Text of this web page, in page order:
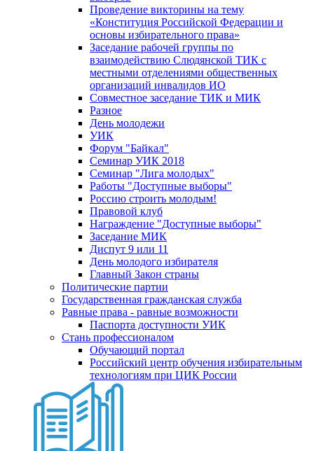
Проведение викторины на тему
«Конституция Российской Федерации и
основы избирательного права»
Заседание рабочей группы по
взаимодействию Слюдянской ТИК с
местными отделениями общественных
организаций инвалидов ИО
Совместное заседание ТИК и МИК
Разное
День молодежи
УИК
Форум "Байкал"
Семинар УИК 2018
Семинар "Лига молодых"
Работы "Доступные выборы"
Россию строить молодым!
Правовой клуб
Награждение "Доступные выборы"
Заседание МИК
Диспут 9 или 11
День молодого избирателя
Главный Закон страны
Политические партии
Государственная гражданская служба
Равные права - равные возможности
Паспорта доступности УИК
Стань профессионалом
Обучающий портал
Российский центр обучения избирательным
технологиям при ЦИК России